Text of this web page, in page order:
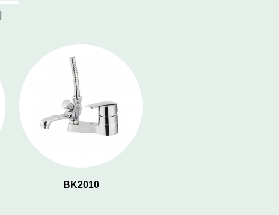
BK2010